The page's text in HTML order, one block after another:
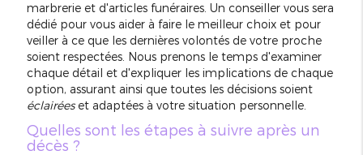
marbrerie et d'articles funéraires. Un conseiller vous sera
dédié pour vous aider à faire le meilleur choix et pour
veiller à ce que les dernières volontés de votre proche
soient respectées. Nous prenons le temps d'examiner
chaque détail et d'expliquer les implications de chaque
option, assurant ainsi que toutes les décisions soient
éclairéeset adaptées à votre situation personnelle.
Quelles sont les étapes à suivre après un
décès ?